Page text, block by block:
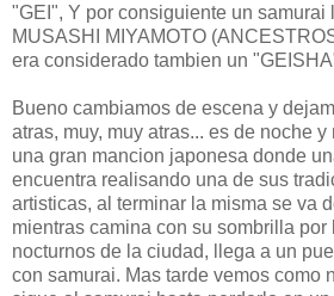
"GEI", Y por consiguiente un samurai
MUSASHI MIYAMOTO
era considerado tambien un
Bueno cambiamos de escena y
atras, muy, muy atras... es de noche
una gran mancion japonesa donde
encuentra realisando una de sus
artisticas, al terminar la misma se va
mientras camina con su sombrilla
nocturnos de la ciudad, llega a un
con samurai. Mas tarde vemos como